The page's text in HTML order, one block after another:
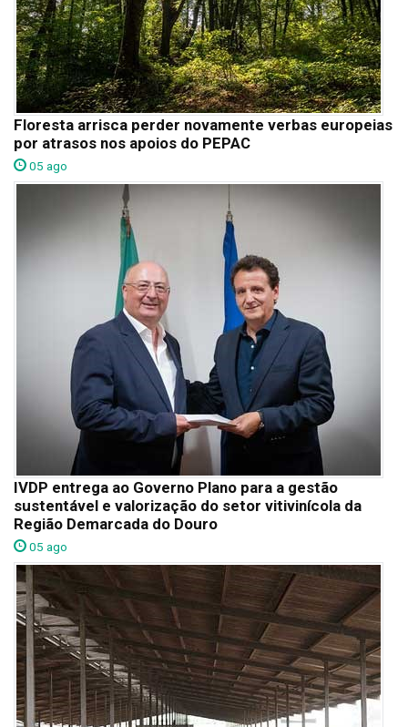
Floresta arrisca perder novamente verbas europeias
por atrasos nos apoios do PEPAC
05 ago
IVDP entrega ao Governo Plano para a gestão
sustentável e valorização do setor vitivinícola da
Região Demarcada do Douro
05 ago